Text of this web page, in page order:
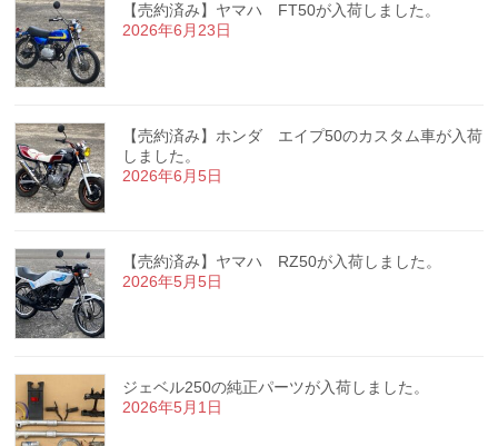
【売約済み】ヤマハ FT50が入荷しました。
2026年6月23日
【売約済み】ホンダ エイプ50のカスタム車が入荷
しました。
2026年6月5日
【売約済み】ヤマハ RZ50が入荷しました。
2026年5月5日
ジェベル250の純正パーツが入荷しました。
2026年5月1日